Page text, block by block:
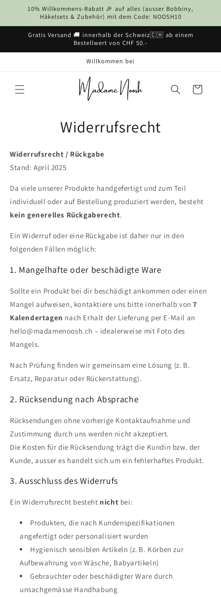
zum10% Willkommens-Rabatt 🎉 auf alles (ausser Bobbiny,
Häkelsets & Zubehör) mit dem Code: NOOSH10
Gratis Versand 🚚 innerhalb der Schweiz🇨🇭 ab einem
Bestellwert von CHF 50.-
Willkommen bei
Warenkorb
Widerrufsrecht
Widerrufsrecht / Rückgabe
Stand: April 2025
Da viele unserer Produkte handgefertigt und zum Teil
individuell oder auf Bestellung produziert werden, besteht
kein generelles Rückgaberecht.
Ein Widerruf oder eine Rückgabe ist daher nur in den
folgenden Fällen möglich:
1. Mangelhafte oder beschädigte Ware
Sollte ein Produkt bei dir beschädigt ankommen oder einen
Mangel aufweisen, kontaktiere uns bitte innerhalb von7
Kalendertagen nach Erhalt der Lieferung per E-Mail an
hello@madamenoosh.ch – idealerweise mit Foto des
Mangels.
Nach Prüfung finden wir gemeinsam eine Lösung (z. B.
Ersatz, Reparatur oder Rückerstattung).
2. Rücksendung nach Absprache
Rücksendungen ohne vorherige Kontaktaufnahme und
Zustimmung durch uns werden nicht akzeptiert.
Die Kosten für die Rücksendung trägt die Kundin bzw. der
Kunde, ausser es handelt sich um ein fehlerhaftes Produkt.
3. Ausschluss des Widerrufs
Ein Widerrufsrecht besteht nicht bei:
Produkten, die nach Kundenspezifikationen
angefertigt oder personalisiert wurden
Hygienisch sensiblen Artikeln (z. B. Körben zur
Aufbewahrung von Wäsche, Babyartikeln)
Gebrauchter oder beschädigter Ware durch
unsachgemässe Handhabung